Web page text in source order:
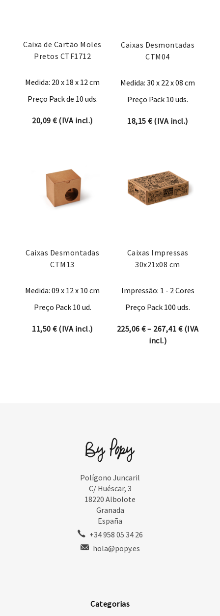
Caixa de Cartão Moles
Pretos CTF1712
Medida: 20 x 18 x 12 cm
Preço Pack de 10 uds.
20,09€(IVA incl.)
Caixas Desmontadas
CTM04
Medida: 30 x 22 x 08 cm
Preço Pack 10 uds.
18,15€(IVA incl.)
Caixas Desmontadas
CTM13
Medida: 09 x 12 x 10 cm
Preço Pack 10 ud.
11,50€(IVA incl.)
Caixas Impressas
30x21x08 cm
Impressão: 1 - 2 Cores
Preço Pack 100 uds.
225,06 €– 267,41 €Price
(IVA
incl.)
Polígono Juncaril
C/ Huéscar, 3
18220 Albolote
Granada
España
+34 958 05 34 26
hola@popy.es
Categorias